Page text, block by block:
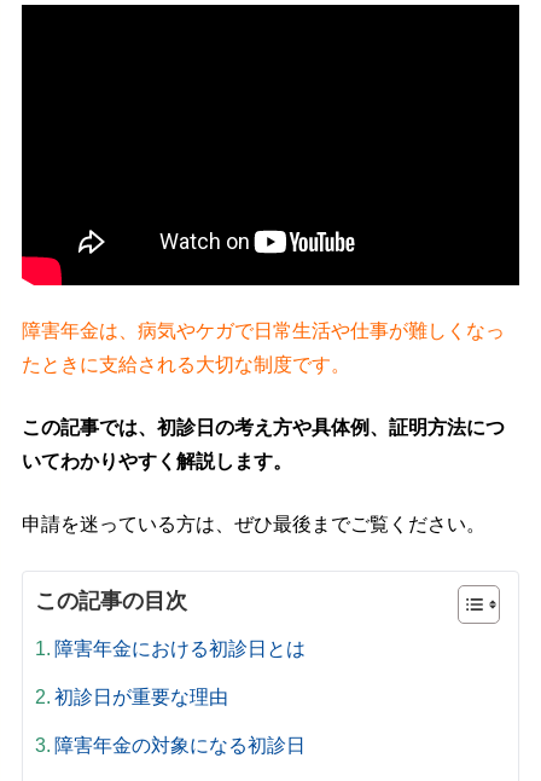
障害年金は、病気やケガで日常生活や仕事が難しくなっ
たときに支給される大切な制度です。
この記事では、初診日の考え方や具体例、証明方法につ
いてわかりやすく解説します。
申請を迷っている方は、ぜひ最後までご覧ください。
この記事の目次
障害年金における初診日とは
初診日が重要な理由
障害年金の対象になる初診日